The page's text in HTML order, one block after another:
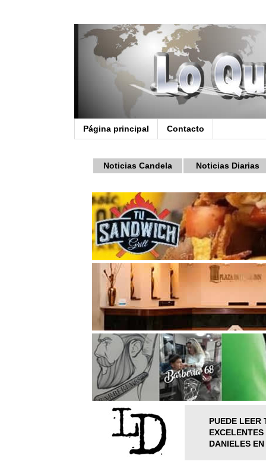
Página principal Contacto
Noticias Candela Noticias Diarias
PUEDE LEER
DANIELES